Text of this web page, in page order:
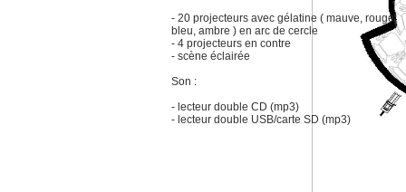
- 20 projecteurs avec gélatine ( mauve, rouge,
bleu, ambre ) en arc de cercle
- 4 projecteurs en contre
- scène éclairée
Son :
- lecteur double CD (mp3)
- lecteur double USB/carte SD (mp3)